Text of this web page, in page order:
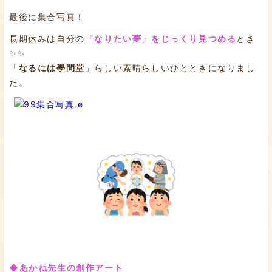
最後に集合写真！
長期休みは自分の 「なりたい夢」をじっくり見つめる とき
✨✨
「なるには學問堂 」らしい素晴らしいひとときになりまし
た。
◆あかね先生の創作アート